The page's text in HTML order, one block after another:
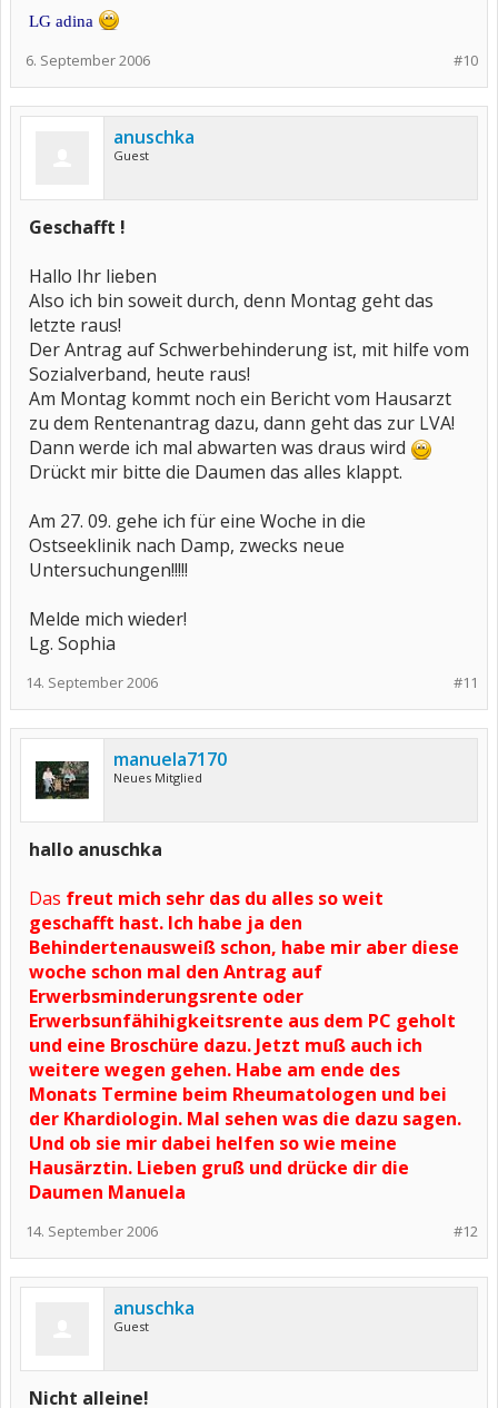
LG adina
#10
6. September 2006
anuschka
Guest
Geschafft !
Hallo Ihr lieben
Also ich bin soweit durch, denn Montag geht das
letzte raus!
Der Antrag auf Schwerbehinderung ist, mit hilfe vom
Sozialverband, heute raus!
Am Montag kommt noch ein Bericht vom Hausarzt
zu dem Rentenantrag dazu, dann geht das zur LVA!
Dann werde ich mal abwarten was draus wird
Drückt mir bitte die Daumen das alles klappt.
Am 27. 09. gehe ich für eine Woche in die
Ostseeklinik nach Damp, zwecks neue
Untersuchungen!!!!!
Melde mich wieder!
Lg. Sophia
#11
14. September 2006
manuela7170
Neues Mitglied
hallo anuschka
Das freut mich sehr das du alles so weit
geschafft hast. Ich habe ja den
Behindertenausweiß schon, habe mir aber diese
woche schon mal den Antrag auf
Erwerbsminderungsrente oder
Erwerbsunfähihigkeitsrente aus dem PC geholt
und eine Broschüre dazu. Jetzt muß auch ich
weitere wegen gehen. Habe am ende des
Monats Termine beim Rheumatologen und bei
der Khardiologin. Mal sehen was die dazu sagen.
Und ob sie mir dabei helfen so wie meine
Hausärztin. Lieben gruß und drücke dir die
Daumen Manuela
#12
14. September 2006
anuschka
Guest
Nicht alleine!